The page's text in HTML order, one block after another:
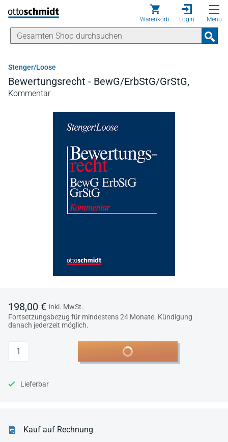
Direkt zum Inhalt
Warenkorb Login Menü
Stenger/Loose
Bewertungsrecht - BewG/ErbStG/GrStG,
Kommentar
198,00 € inkl. MwSt.
Fortsetzungsbezug für mindestens 24 Monate. Kündigung
danach jederzeit möglich.
Anzahl In den Warenkorb
Lieferbar
Kauf auf Rechnung